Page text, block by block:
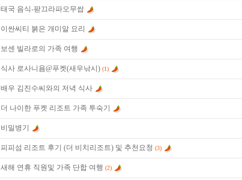
태국 음식-팓끄라파오무쌉
이싼씨티 붉은 개미알 요리
보센 빌라로의 가족 여행
식사 로사니욤@푸켓(새우낚시) (1)
배우 김진수씨와의 저녁 식사
더 나이한 푸켓 리조트 가족 투숙기
비밀병기
피피섬 리조트 후기 (더 비치리조트) 및 추천요청 (3)
새해 연휴 직원및 가족 단합 여행 (2)